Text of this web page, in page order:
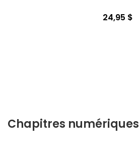
24,95 $
Chapitres numériques